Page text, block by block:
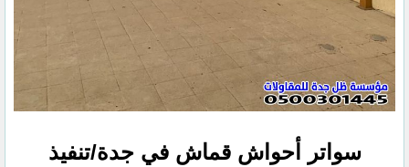
سواتر أحواش قماش في جدة/تنفيذ